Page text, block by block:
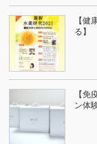
【
る】
【免
ン体